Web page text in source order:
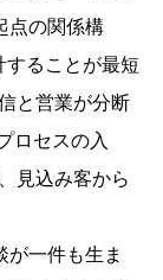
点の関係構
することが最短
と営業が分断
ロセスの入
見込み客から
が一件も生ま